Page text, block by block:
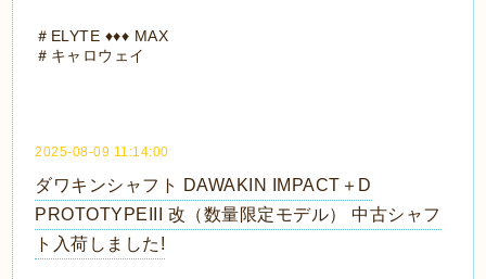
＃ELYTE ♦♦♦ MAX
＃キャロウェイ
2025-08-09 11:14:00
ダワキンシャフト DAWAKIN IMPACT＋D
PROTOTYPEIII 改（数量限定モデル） 中古シャフ
ト入荷しました!